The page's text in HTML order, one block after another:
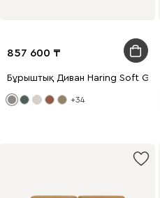
857 600
Бұрыштық Диван Haring Soft Grey
+34